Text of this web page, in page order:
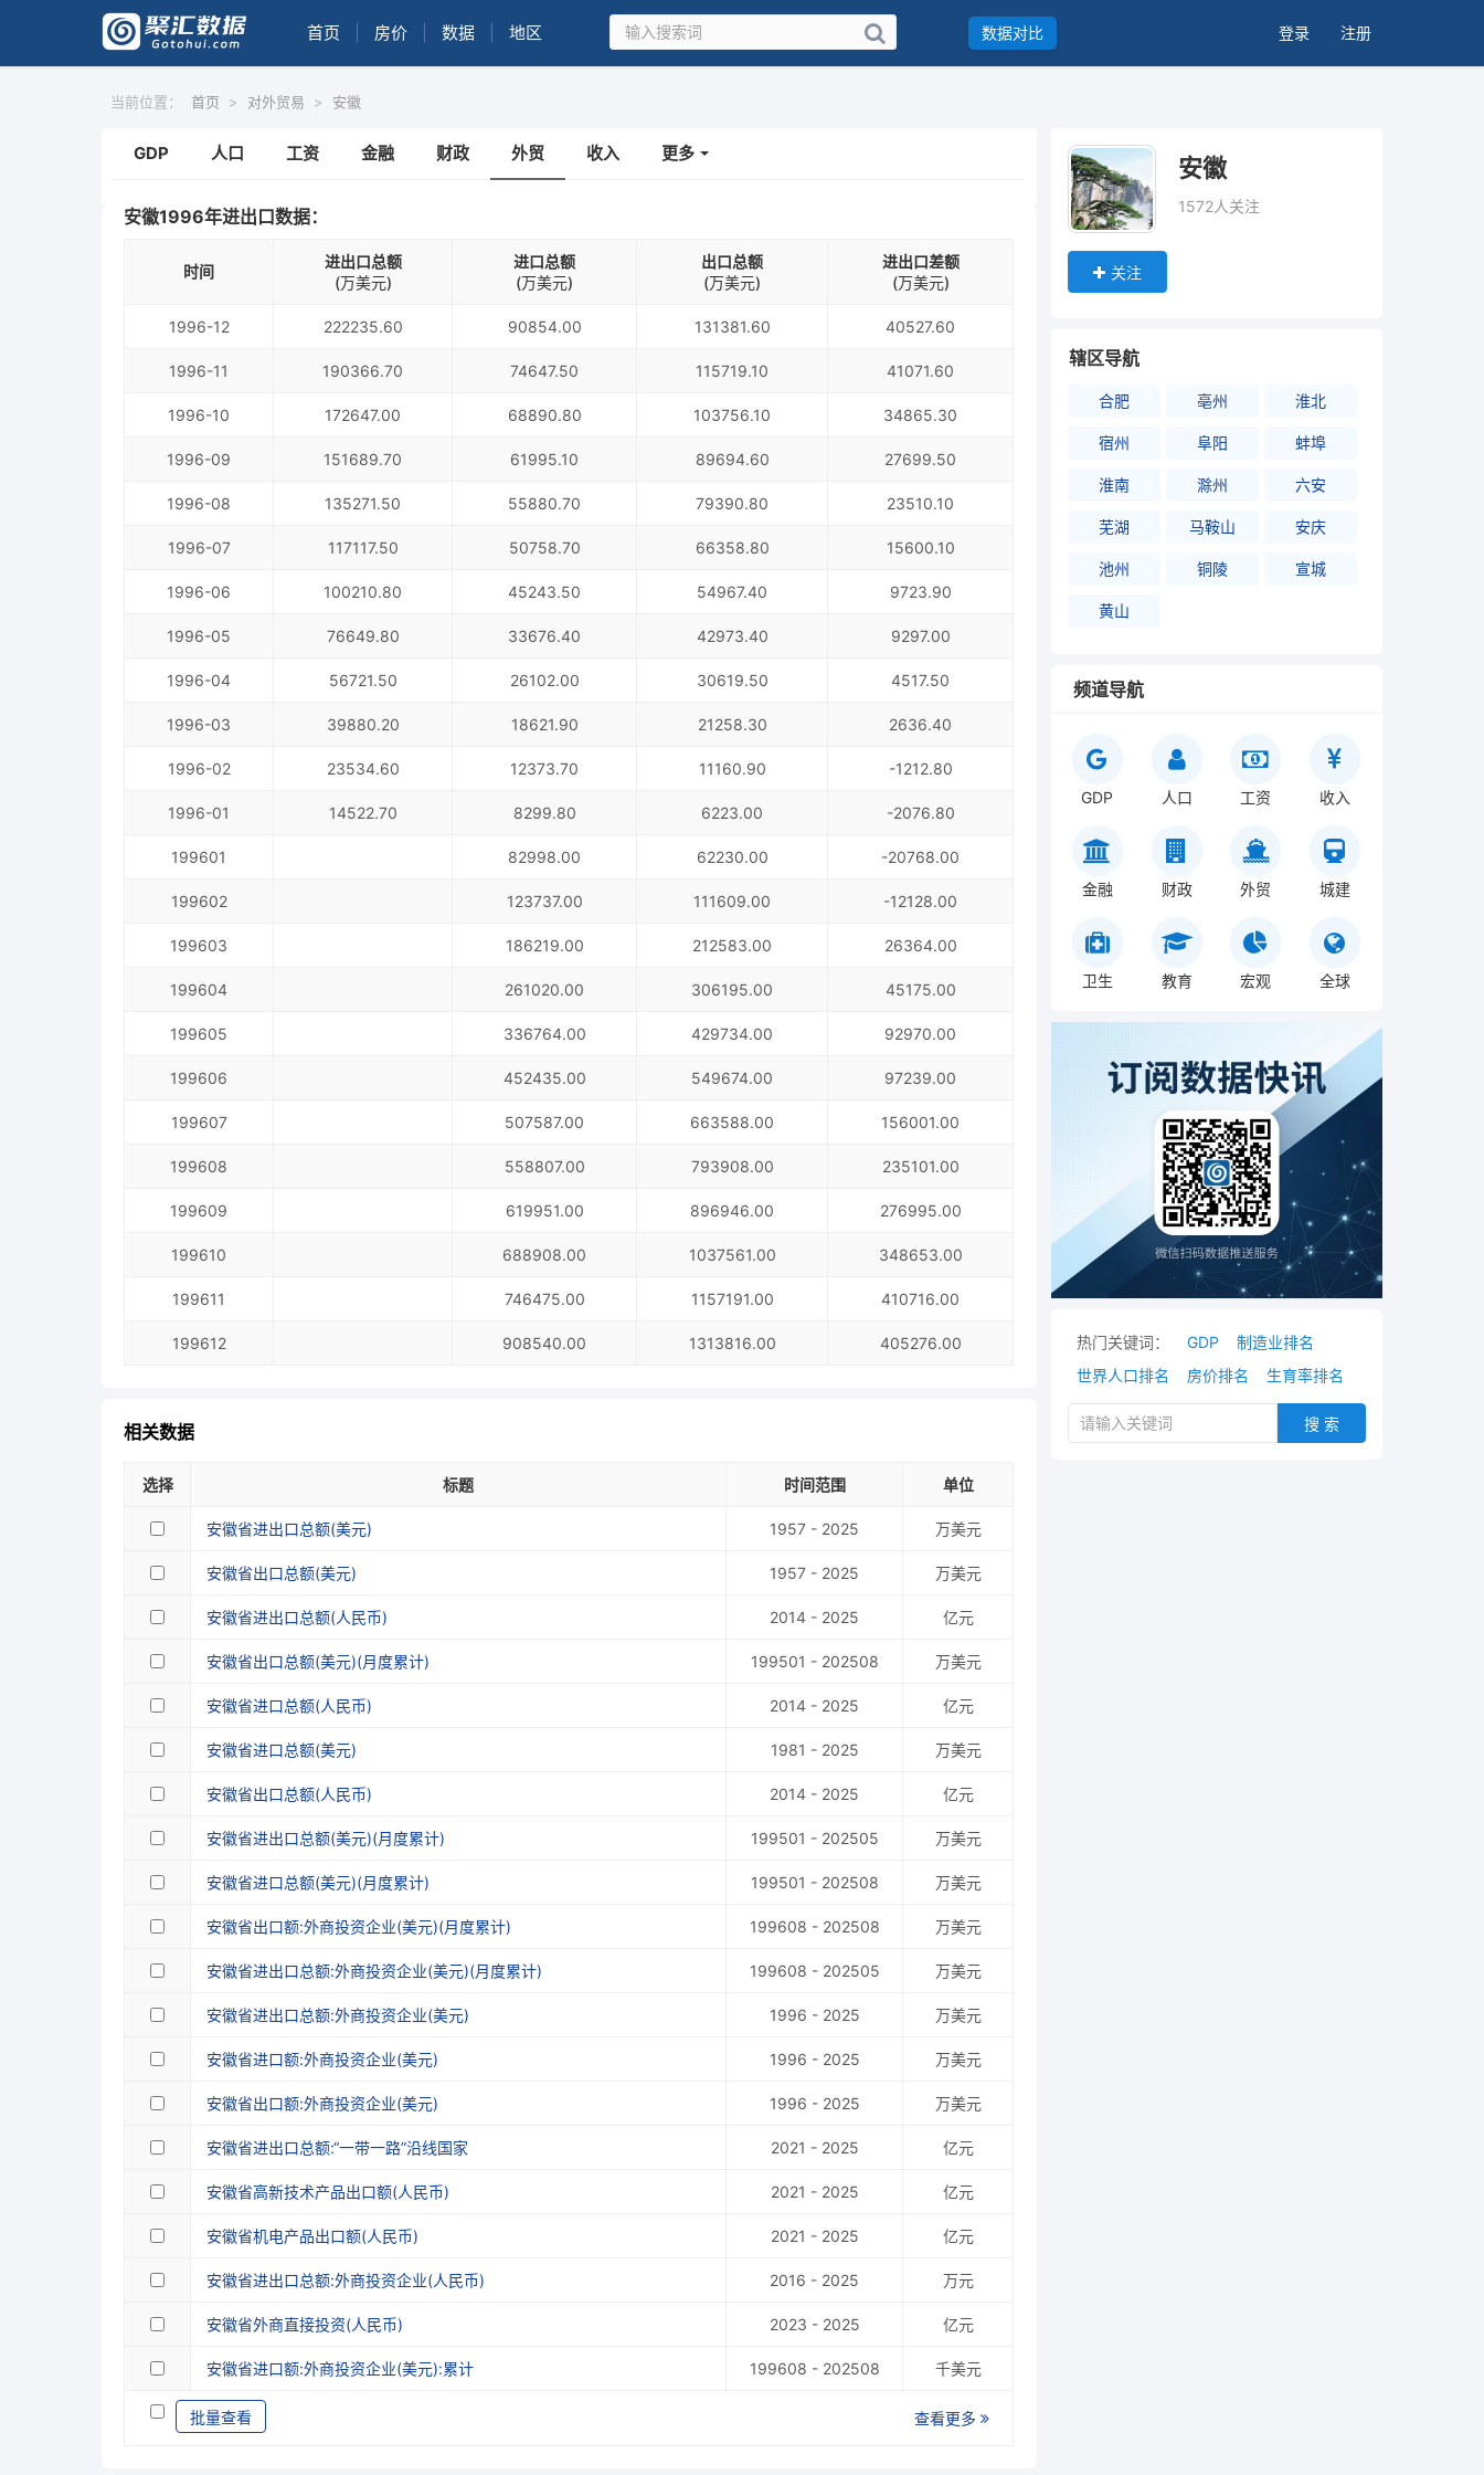
首页 房价 数据 地区 数据对比 登录 注册
当前位置： 首页 > 对外贸易 > 安徽
GDP 人口 工资 金融 财政 外贸 收入 更多
安徽1996年进出口数据：
时间
进出口总额
(万美元)
进口总额
(万美元)
出口总额
(万美元)
进出口差额
(万美元)
1996-12 222235.60 90854.00 131381.60 40527.60
1996-11 190366.70 74647.50 115719.10 41071.60
1996-10 172647.00 68890.80 103756.10 34865.30
1996-09 151689.70 61995.10 89694.60 27699.50
1996-08 135271.50 55880.70 79390.80 23510.10
1996-07 117117.50 50758.70 66358.80 15600.10
1996-06 100210.80 45243.50 54967.40 9723.90
1996-05 76649.80 33676.40 42973.40 9297.00
1996-04 56721.50 26102.00 30619.50 4517.50
1996-03 39880.20 18621.90 21258.30 2636.40
1996-02 23534.60 12373.70 11160.90 -1212.80
1996-01 14522.70 8299.80 6223.00 -2076.80
199601 82998.00 62230.00 -20768.00
199602 123737.00 111609.00 -12128.00
199603 186219.00 212583.00 26364.00
199604 261020.00 306195.00 45175.00
199605 336764.00 429734.00 92970.00
199606 452435.00 549674.00 97239.00
199607 507587.00 663588.00 156001.00
199608 558807.00 793908.00 235101.00
199609 619951.00 896946.00 276995.00
199610 688908.00 1037561.00 348653.00
199611 746475.00 1157191.00 410716.00
199612 908540.00 1313816.00 405276.00
相关数据
选择 标题 时间范围 单位
安徽省进出口总额(美元) 1957 - 2025 万美元
安徽省出口总额(美元) 1957 - 2025 万美元
安徽省进出口总额(人民币) 2014 - 2025 亿元
安徽省出口总额(美元)(月度累计) 199501 - 202508 万美元
安徽省进口总额(人民币) 2014 - 2025 亿元
安徽省进口总额(美元) 1981 - 2025 万美元
安徽省出口总额(人民币) 2014 - 2025 亿元
安徽省进出口总额(美元)(月度累计) 199501 - 202505 万美元
安徽省进口总额(美元)(月度累计) 199501 - 202508 万美元
安徽省出口额:外商投资企业(美元)(月度累计) 199608 - 202508 万美元
安徽省进出口总额:外商投资企业(美元)(月度累计) 199608 - 202505 万美元
安徽省进出口总额:外商投资企业(美元) 1996 - 2025 万美元
安徽省进口额:外商投资企业(美元) 1996 - 2025 万美元
安徽省出口额:外商投资企业(美元) 1996 - 2025 万美元
安徽省进出口总额:“一带一路”沿线国家 2021 - 2025 亿元
安徽省高新技术产品出口额(人民币) 2021 - 2025 亿元
安徽省机电产品出口额(人民币) 2021 - 2025 亿元
安徽省进出口总额:外商投资企业(人民币) 2016 - 2025 万元
安徽省外商直接投资(人民币) 2023 - 2025 亿元
安徽省进口额:外商投资企业(美元):累计 199608 - 202508 千美元
批量查看 查看更多
安徽
1572人关注
关注
辖区导航
合肥 亳州 淮北
宿州 阜阳 蚌埠
淮南 滁州 六安
芜湖 马鞍山 安庆
池州 铜陵 宣城
黄山
频道导航
GDP 人口 工资 收入
金融 财政 外贸 城建
卫生 教育 宏观 全球
热门关键词： GDP
制造业排名
世界人口排名
房价排名 生育率排名
搜 索